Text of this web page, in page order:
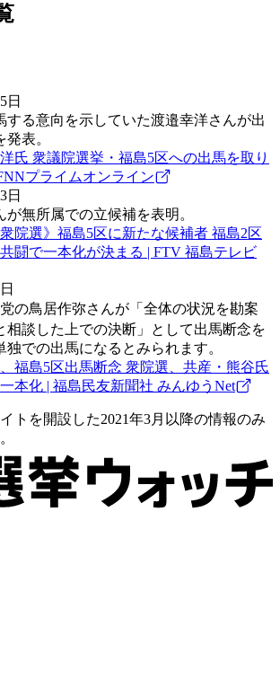
日
する意向を示していた渡邉幸洋さんが出
表。
氏 衆議院選挙・福島5区への出馬を取り
プライムオンライン
日
が無所属での立候補を表明。
衆院選》福島5区に新たな候補者 福島2区
闘で一本化が決まる | FTV 福島テレビ
の鳥居作弥さんが「全体の状況を勘案
相談した上での決断」として出馬断念を
独での出馬になるとみられます。
福島5区出馬断念 衆院選、共産・熊谷氏
本化 | 福島民友新聞社 みんゆうNet
トを開設した2021年3月以降の情報のみ